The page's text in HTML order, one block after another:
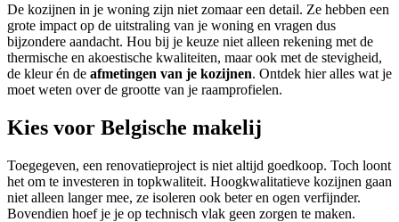
De kozijnen in je woning zijn niet zomaar een detail. Ze hebben een
grote impact op de uitstraling van je woning en vragen dus
bijzondere aandacht. Hou bij je keuze niet alleen rekening met de
thermische en akoestische kwaliteiten, maar ook met de stevigheid,
de kleur én de afmetingen van je kozijnen. Ontdek hier alles wat je
moet weten over de grootte van je raamprofielen.
Kies voor Belgische makelij
Toegegeven, een renovatieproject is niet altijd goedkoop. Toch loont
het om te investeren in topkwaliteit. Hoogkwalitatieve kozijnen gaan
niet alleen langer mee, ze isoleren ook beter en ogen verfijnder.
Bovendien hoef je je op technisch vlak geen zorgen te maken.